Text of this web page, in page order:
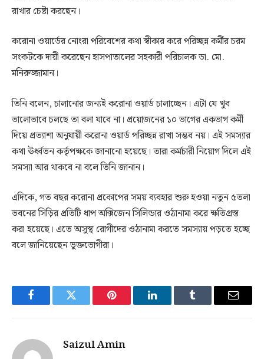
রাখার চেষ্টা করছেন।
করোনা ওয়ার্ডের নোংরা পরিবেশের কথা স্বীকার করে পরিচ্ছন্ন কর্মীর চরম
সংকটকে দায়ী করেছেন হাসপাতালের সহকারী পরিচালক ডা. মো.
মনিরুজ্জামান।
তিনি বলেন, চালানোর জন্যই করোনা ওয়ার্ড চালাচ্ছেন। এটা যে খুব
ভালোভাবে চলছে তা বলা যাবে না। প্রয়োজনের ১০ ভাগের একভাগ কর্মী
দিয়ে প্রত্যাশা অনুযায়ী করোনা ওয়ার্ড পরিচ্ছন্ন রাখা সম্ভব নয়। এই সমস্যার
কথা ঊর্ধ্বতন কর্তৃপক্ষকে জানানো হয়েছে। তারা কর্মচারী নিয়োগ দিলে এই
সমস্যা আর থাকবে না বলে তিনি জানান।
এদিকে, গত বছর করোনা প্রকোপের সময় ব্যবহার শুরু হওয়া নতুন ৫তলা
ভবনের সিড়ির প্রতিটি ধাপ অক্সিজেন সিলিন্ডার ওঠানামা করে ক্ষতিগ্রস্ত
করা হয়েছে। এতে অসুস্থ রোগীদের ওঠানামা করতে সমস্যায় পড়তে হচ্ছে
বলে জানিয়েছেন ভুক্তভোগীরা।
FacebookTwitter Pinterest LinkedInTumblr Email
Saizul Amin